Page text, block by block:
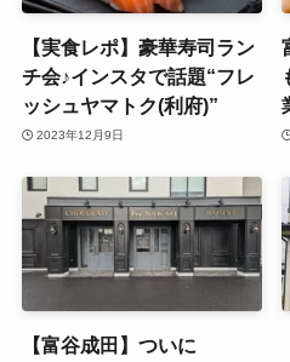
【実食レポ】豪華寿司ラン
チ会♪インスタで話題“フレ
ッシュヤマトク(利府)”
2023年12月9日
【富谷成田】ついに